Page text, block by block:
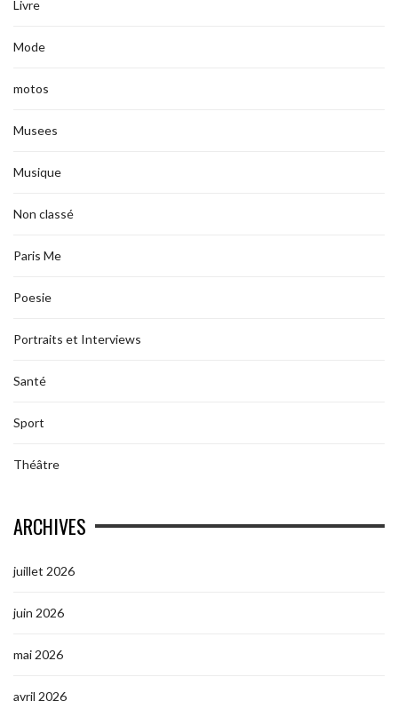
Livre
Mode
motos
Musees
Musique
Non classé
Paris Me
Poesie
Portraits et Interviews
Santé
Sport
Théâtre
ARCHIVES
juillet 2026
juin 2026
mai 2026
avril 2026